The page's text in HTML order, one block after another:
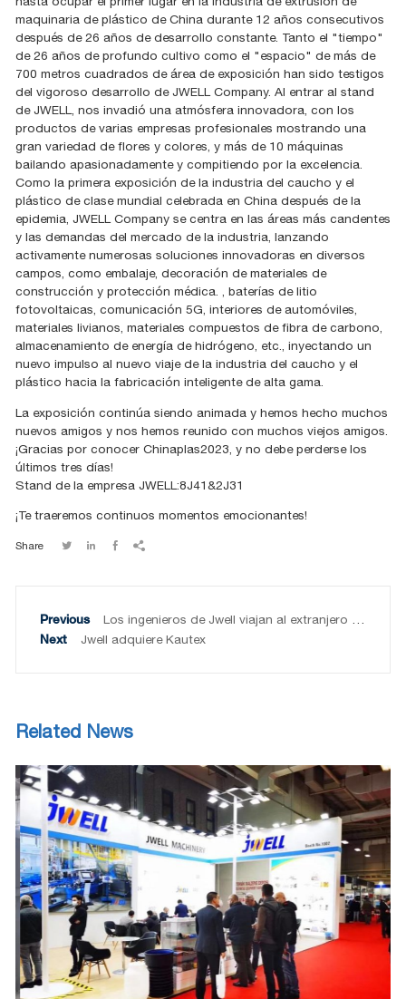
maquinaria de plástico de China durante 12 años consecutivos
después de 26 años de desarrollo constante. Tanto el "tiempo"
de 26 años de profundo cultivo como el "espacio" de más de
700 metros cuadrados de área de exposición han sido testigos
del vigoroso desarrollo de JWELL Company. Al entrar al stand
de JWELL, nos invadió una atmósfera innovadora, con los
productos de varias empresas profesionales mostrando una
gran variedad de flores y colores, y más de 10 máquinas
bailando apasionadamente y compitiendo por la excelencia.
Como la primera exposición de la industria del caucho y el
plástico de clase mundial celebrada en China después de la
epidemia, JWELL Company se centra en las áreas más candentes
y las demandas del mercado de la industria, lanzando
activamente numerosas soluciones innovadoras en diversos
campos, como embalaje, decoración de materiales de
construcción y protección médica. , baterías de litio
fotovoltaicas, comunicación 5G, interiores de automóviles,
materiales livianos, materiales compuestos de fibra de carbono,
almacenamiento de energía de hidrógeno, etc., inyectando un
nuevo impulso al nuevo viaje de la industria del caucho y el
plástico hacia la fabricación inteligente de alta gama.
La exposición continúa siendo animada y hemos hecho muchos
nuevos amigos y nos hemos reunido con muchos viejos amigos.
¡Gracias por conocer Chinaplas2023, y no debe perderse los
últimos tres días!
Stand de la empresa JWELL:8J41&2J31
¡Te traeremos continuos momentos emocionantes!
Share    
Los ingenieros de Jwell viajan al extranjero para instalar equipos sin problemas
Jwell adquiere Kautex
Related News